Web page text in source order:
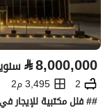
⃁8,000,000
2
3,495 م2